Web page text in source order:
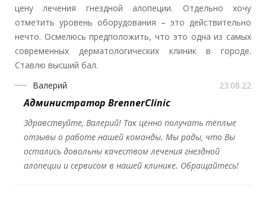
цену лечения гнездной алопеции. Отдельно хочу
отметить уровень оборудования – это действительно
нечто. Осмелюсь предположить, что это одна из самых
современных дерматологических клиник в городе.
Ставлю высший бал.
Валерий
23.08.22
Администратор BrennerClinic
Здравствуйте, Валерий! Так ценно получать тёплые
отзывы о работе нашей команды. Мы рады, что Вы
остались довольны качеством лечения гнездной
алопеции и сервисом в нашей клинике. Обращайтесь!